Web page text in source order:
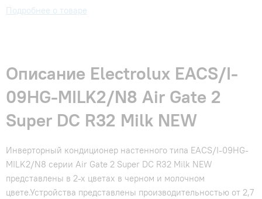
Подробнее о товаре
Описание Electrolux EACS/I-
09HG-MILK2/N8 Air Gate 2
Super DC R32 Milk NEW
Инверторный кондиционер настенного типа EACS/I-09HG-
MILK2/N8 серии Air Gate 2 Super DC R32 Milk NEW
представлены в 2-х цветах в черном и молочном
цвете.Устройства представлены производительностью от 2,7